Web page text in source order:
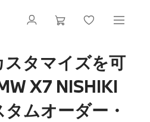
タマイズを可
X7 NISHIKI
ムオーダー・